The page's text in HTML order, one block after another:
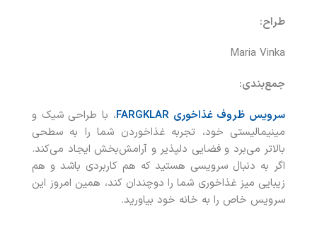
طراح:
Maria Vinka
جمع‌بندی:
سرویس ظروف غذاخوری FARGKLAR، با طراحی شیک و
مینیمالیستی خود، تجربه غذاخوردن شما را به سطحی
بالاتر می‌برد و فضایی دلپذیر و آرامش‌بخش ایجاد می‌کند.
اگر به دنبال سرویسی هستید که هم کاربردی باشد و هم
زیبایی میز غذاخوری شما را دوچندان کند، همین امروز این
سرویس خاص را به خانه خود بیاورید.